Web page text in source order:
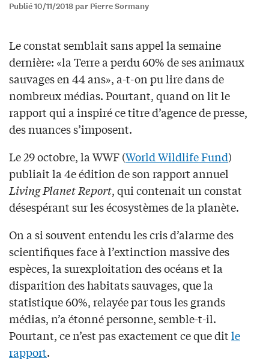
Publié 10/11/2018 par Pierre Sormany
Le constat semblait sans appel la semaine
dernière: «la Terre a perdu 60% de ses animaux
sauvages en 44 ans», a-t-on pu lire dans de
nombreux médias. Pourtant, quand on lit le
rapport qui a inspiré ce titre d’agence de presse,
des nuances s’imposent.
Le 29 octobre, la WWF (World Wildlife Fund)
publiait la 4e édition de son rapport annuel
Living Planet Report, qui contenait un constat
désespérant sur les écosystèmes de la planète.
On a si souvent entendu les cris d’alarme des
scientifiques face à l’extinction massive des
espèces, la surexploitation des océans et la
disparition des habitats sauvages, que la
statistique 60%, relayée par tous les grands
médias, n’a étonné personne, semble-t-il.
Pourtant, ce n’est pas exactement ce que ditle
rapport.